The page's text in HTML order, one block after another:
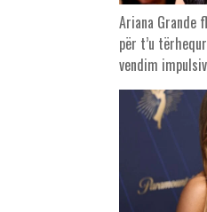
Ariana Grande
për t’u
vendim